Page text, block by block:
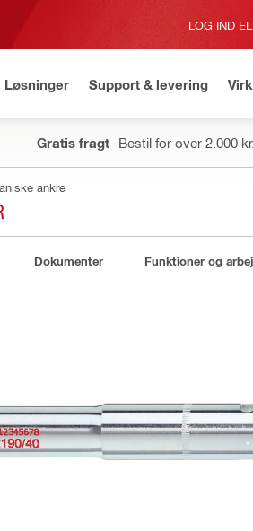
LOG IND
Løsninger Support & levering
Gratis fragt Bestil for over 2.000
ankre
Dokumenter Funktioner og